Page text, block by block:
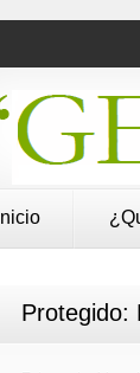
Inicio
Protegido: